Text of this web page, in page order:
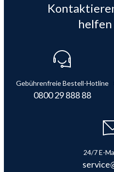
helfen
Gebührenfreie Bestell-Hotline
0800 29 888 88
24/7 E-